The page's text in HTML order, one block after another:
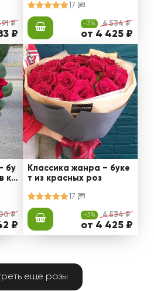
₽
₽
17
-3% 4 534 ₽
от 4 425 ₽
бу
ко
₽
₽
Классика жанра – буке
т из красных роз
17
-3% 4 534 ₽
от 4 425 ₽
еще розы